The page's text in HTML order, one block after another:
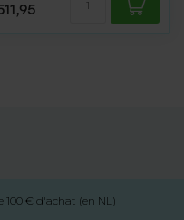
€ d'achat (en NL)